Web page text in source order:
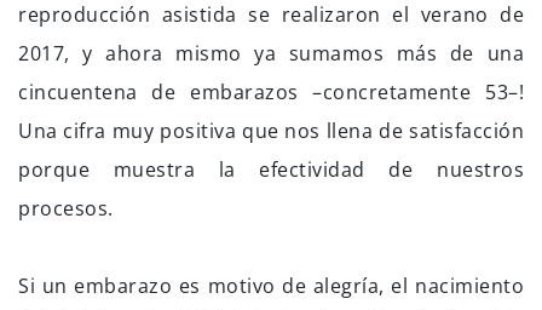
reproducción asistida se realizaron el verano de
2017, y ahora mismo ya sumamos más de una
cincuentena de embarazos –concretamente 53–!
Una cifra muy positiva que nos llena de satisfacción
porque muestra la efectividad de nuestros
procesos.
Si un embarazo es motivo de alegría, el nacimiento